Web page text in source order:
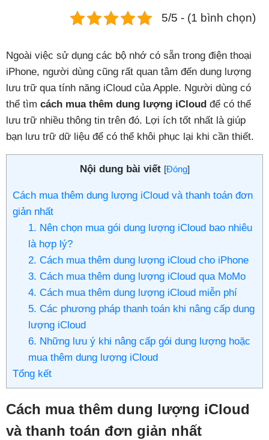
Đặt lịch ngay
5/5 - (1 bình chọn)
Ngoài việc sử dụng các bộ nhớ có sẵn trong điện thoại
iPhone, người dùng cũng rất quan tâm đến dung lượng
lưu trữ qua tính năng iCloud của Apple. Người dùng có
thể tìm cách mua thêm dung lượng iCloud để có thể
lưu trữ nhiều thông tin trên đó. Lợi ích tốt nhất là giúp
bạn lưu trữ dữ liệu để có thể khôi phục lại khi cần thiết.
Nội dung bài viết [Đóng]
Cách mua thêm dung lượng iCloud và thanh toán đơn
giản nhất
1. Nên chọn mua gói dung lượng iCloud bao nhiêu
là hợp lý?
2. Cách mua thêm dung lượng iCloud cho iPhone
3. Cách mua thêm dung lượng iCloud qua MoMo
4. Cách mua thêm dung lượng iCloud miễn phí
5. Các phương pháp thanh toán khi nâng cấp dung
lượng iCloud
6. Những lưu ý khi nâng cấp gói dung lượng hoặc
mua thêm dung lượng iCloud
Tổng kết
Cách mua thêm dung lượng iCloud
và thanh toán đơn giản nhất